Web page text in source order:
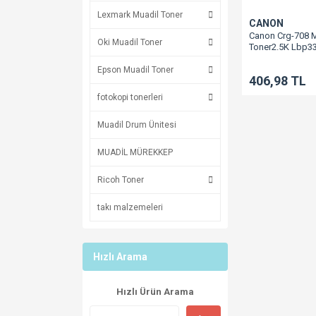
Lexmark Muadil Toner
Oki Muadil Toner
Epson Muadil Toner
fotokopi tonerleri
Muadil Drum Ünitesi
MUADİL MÜREKKEP
Ricoh Toner
takı malzemeleri
Hızlı Arama
Hızlı Ürün Arama
CANON
Canon Crg-708
Toner2.5K
406,98 TL